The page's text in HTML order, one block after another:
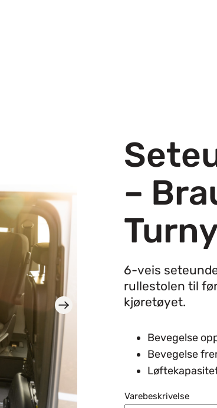
–
6-veis
rullestolen til
kjøretøyet.
Bevegelse
Bevegelse
Varebeskrivelse